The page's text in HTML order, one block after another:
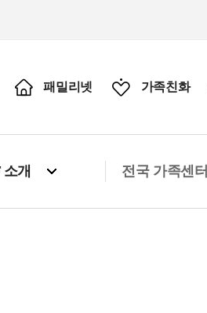
패밀리넷 가족친화
개 전국 가족센터